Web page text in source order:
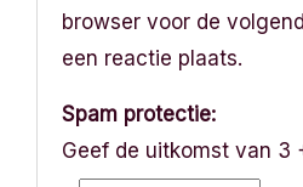
browser voor de
een reactie plaats.
Spam protectie:
Geef de uitkomst van 3